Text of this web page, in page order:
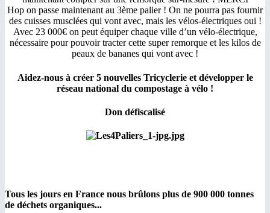
Hop on passe maintenant au 3ème palier ! On ne pourra pas fournir
des cuisses musclées qui vont avec, mais les vélos-électriques oui !
Avec 23 000€ on peut équiper chaque ville d’un vélo-électrique,
nécessaire pour pouvoir tracter cette super remorque et les kilos de
peaux de bananes qui vont avec !
Aidez-nous à créer 5 nouvelles Tricyclerie et développer le
réseau national du compostage à vélo !
Don défiscalisé
Tous les jours en France nous brûlons plus de 900 000 tonnes
de déchets organiques...